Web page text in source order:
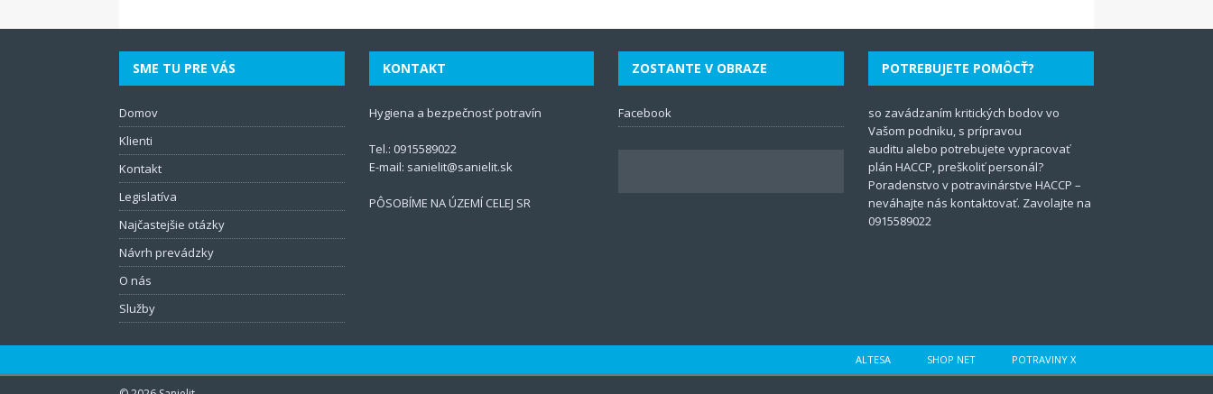
SME TU PRE VÁS
Domov
Klienti
Kontakt
Legislatíva
Najčastejšie otázky
Návrh prevádzky
O nás
Služby
KONTAKT
Hygiena a bezpečnosť potravín
Tel.: 0915589022
E-mail: sanielit@sanielit.sk
PÔSOBÍME NA ÚZEMÍ CELEJ SR
ZOSTANTE V OBRAZE
Facebook
POTREBUJETE POMÔCŤ?
so zavádzaním kritických bodov vo
Vašom podniku, s prípravou
auditu alebo potrebujete vypracovať
plánHACCP, preškoliť personál?
Poradenstvo v potravinárstve HACCP –
neváhajte nás kontaktovať. Zavolajte na
0915589022
ALTESA SHOP NET POTRAVINY X